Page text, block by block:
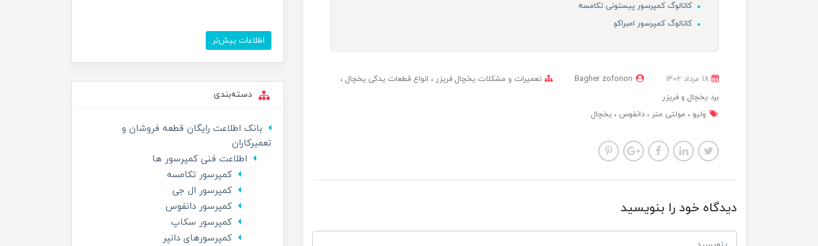
کاتالوگ کمپرسور پیستونی تکامسه
کاتالوگ کمپرسور امبراکو
Bagher zofonon تعمیرات و مشکلات یخچال فریزر
انواع قطعات یدکی یخچال
برد یخچال و فریزر
ولیو
مولتی متر دانفوس یخچال
دیدگاه خود را بنویسید
اطلاعات بیش‌تر
دسته‌بندی
بانک اطلاعت رایگان قطعه فروشان و
تعمیرکاران
اطلاعت فنی کمپرسور ها
کمپرسور تکامسه
کمپرسور ال جی
کمپرسور دانفوس
کمپرسور سکاپ
کمپرسورهای دانپر